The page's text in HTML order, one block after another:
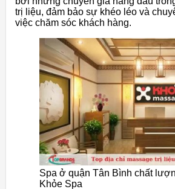
trị liệu, đảm bảo sự khéo léo và
việc chăm sóc khách hàng.
Spa ở quận Tân Bình chất
Khỏe Spa